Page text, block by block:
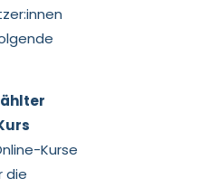
Kurse
die